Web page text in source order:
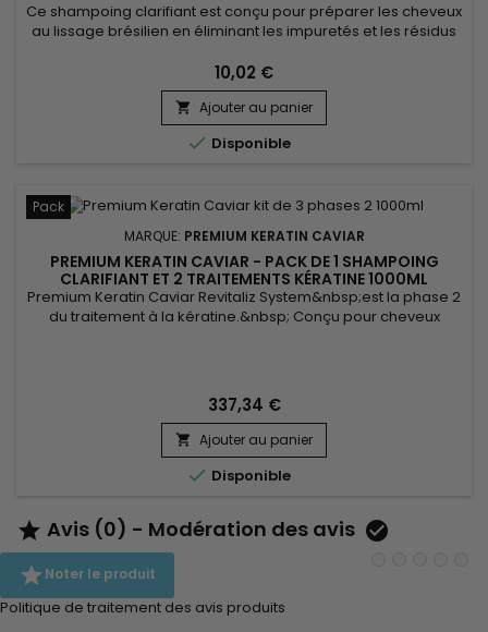
Ce shampoing clarifiant est conçu pour préparer les cheveux
au lissage brésilien en éliminant les impuretés et les résidus
des ingrédients naturels tels que l'extrait de cacao, l'huile de
coton, et l'extrait de noix de coco, le Premium Keratin Caviar
Activ Shampoo purifie la fibre capillaire sans...
10,02 €
 Ajouter au panier
 Disponible
Pack
MARQUE: PREMIUM KERATIN CAVIAR
PREMIUM KERATIN CAVIAR - PACK DE 1 SHAMPOING
CLARIFIANT ET 2 TRAITEMENTS KÉRATINE 1000ML
Premium Keratin Caviar Revitaliz System&nbsp;est la phase 2
du traitement à la kératine.&nbsp; Conçu pour cheveux
affaiblis.&nbsp; Premium Keratin Caviar&nbsp;donne
souplesse, brillance,...
337,34 €
 Ajouter au panier
 Disponible
 Avis (0) - Modération des avis 
Noter le produit
Politique de traitement des avis produits